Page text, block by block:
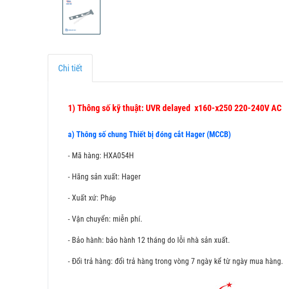
Chi tiết
1) Thông số kỹ thuật: UVR delayed x160-x250 220-240V AC
a) Thông số chung Thiết bị đóng cắt Hager (MCCB)
- Mã hàng: HXA054H
- Hãng sản xuất: Hager
- Xuất xứ: Pháp
- Vận chuyển: miễn phí.
- Bảo hành: bảo hành 12 tháng do lỗi nhà sản xuất.
- Đổi trả hàng: đổi trả hàng trong vòng 7 ngày kể từ ngày mua hàng.